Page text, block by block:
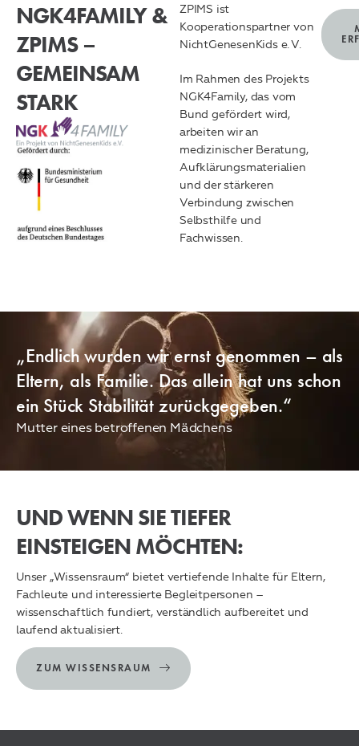
NGK4FAMILY &
ZPIMS –
GEMEINSAM
STARK
ZPIMS ist
Kooperationspartner von
NichtGenesenKids e. V.
Im Rahmen des Projekts
NGK4Family, das vom
Bund gefördert wird,
arbeiten wir an
medizinischer Beratung,
Aufklärungsmaterialien
und der stärkeren
Verbindung zwischen
Selbsthilfe und
Fachwissen.
„Endlich wurden wir ernst genommen – als
Eltern, als Familie. Das allein hat uns schon
ein Stück Stabilität zurückgegeben.“
Mutter eines betroffenen Mädchens
UND WENN SIE TIEFER
EINSTEIGEN MÖCHTEN:
Unser „Wissensraum“ bietet vertiefende Inhalte für Eltern,
Fachleute und interessierte Begleitpersonen –
wissenschaftlich fundiert, verständlich aufbereitet und
laufend aktualisiert.
ZUM WISSENSRAUM